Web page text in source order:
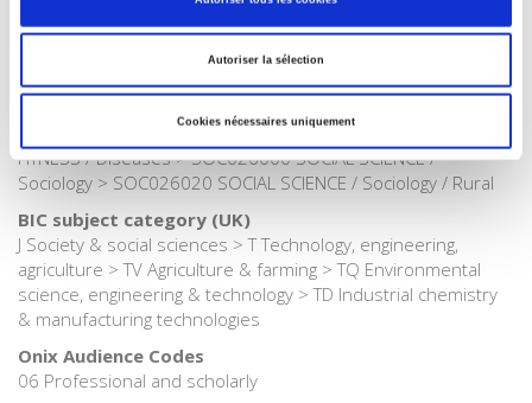
Autoriser la sélection
Cookies nécessaires uniquement
SOC000000 SOCIAL SCIENCE > HEA039000 HEALTH &
FITNESS / Diseases > SOC026000 SOCIAL SCIENCE /
Sociology > SOC026020 SOCIAL SCIENCE / Sociology / Rural
BIC subject category (UK)
J Society & social sciences > T Technology, engineering,
agriculture > TV Agriculture & farming > TQ Environmental
science, engineering & technology > TD Industrial chemistry
& manufacturing technologies
Onix Audience Codes
06 Professional and scholarly